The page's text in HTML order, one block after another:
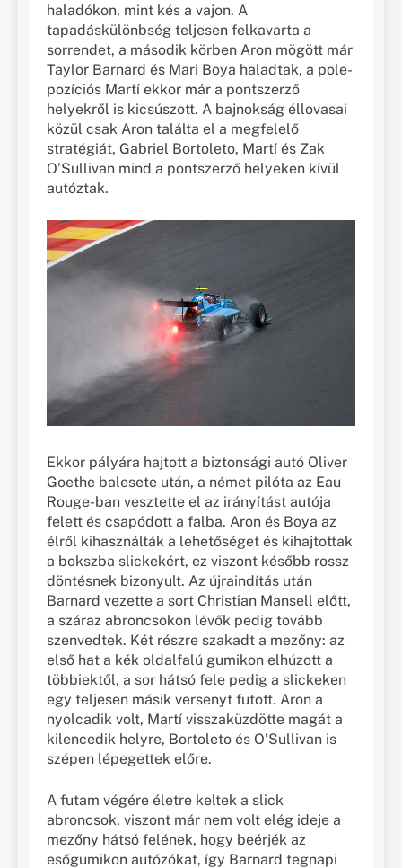
haladókon, mint kés a vajon. A
tapadáskülönbség teljesen felkavarta a
sorrendet, a második körben Aron mögött már
Taylor Barnard és Mari Boya haladtak, a pole-
pozíciós Martí ekkor már a pontszerző
helyekről is kicsúszott. A bajnokság éllovasai
közül csak Aron találta el a megfelelő
stratégiát, Gabriel Bortoleto, Martí és Zak
O’Sullivan mind a pontszerző helyeken kívül
autóztak.
Ekkor pályára hajtott a biztonsági autó Oliver
Goethe balesete után, a német pilóta az Eau
Rouge-ban vesztette el az irányítást autója
felett és csapódott a falba. Aron és Boya az
élről kihasználták a lehetőséget és kihajtottak
a bokszba slickekért, ez viszont később rossz
döntésnek bizonyult. Az újraindítás után
Barnard vezette a sort Christian Mansell előtt,
a száraz abroncsokon lévők pedig tovább
szenvedtek. Két részre szakadt a mezőny: az
első hat a kék oldalfalú gumikon elhúzott a
többiektől, a sor hátsó fele pedig a slickeken
egy teljesen másik versenyt futott. Aron a
nyolcadik volt, Martí visszaküzdötte magát a
kilencedik helyre, Bortoleto és O’Sullivan is
szépen lépegettek előre.
A futam végére életre keltek a slick
abroncsok, viszont már nem volt elég ideje a
mezőny hátsó felének, hogy beérjék az
esőgumikon autózókat, így Barnard tegnapi